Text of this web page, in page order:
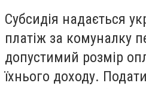
Субсидія надається
платіж за комуналку
допустимий розмір
їхнього доходу.